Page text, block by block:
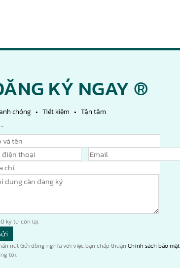
KÝ NGAY ®
chóng • Tiết kiệm • Tận tâm
ký tự còn lại.
nút Gửi đồng nghĩa với việc bạn chấp thuận Chính sách bảo mật
tôi.